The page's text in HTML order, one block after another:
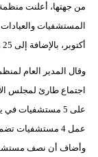
المستشفيات
أكتوبر، بالإضافة إلى 25 هجوما على مرافق الرعاية الصحية في إسرائيل.
وقال المدير العام
اجتماع طارئ لمجلس
عمل 4 مستشفيات تضم حوالي 430 سريرا.